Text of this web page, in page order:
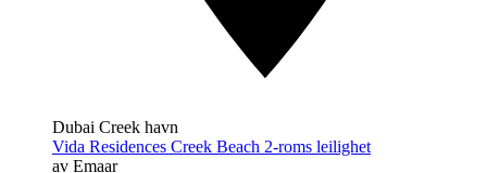
Dubai Creek havn
Vida Residences Creek Beach 2-roms leilighet
av Emaar